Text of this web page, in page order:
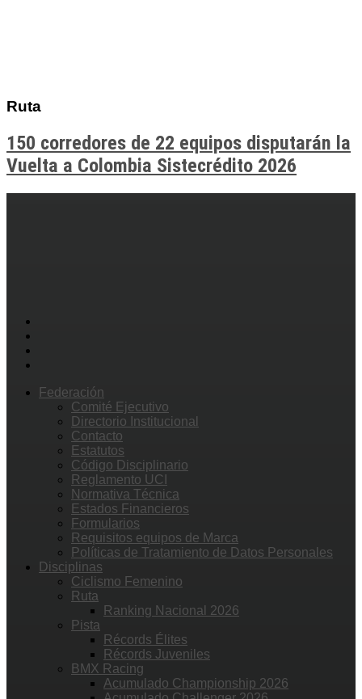
Ruta
150 corredores de 22 equipos disputarán la
Vuelta a Colombia Sistecrédito 2026
Federación
Comité Ejecutivo
Directorio Institucional
Contacto
Estatutos
Código Disciplinario
Reglamento UCI
Normativa Técnica
Estados Financieros
Formularios
Requisitos equipos de Marca
Políticas de Tratamiento de Datos Personales
Disciplinas
Ciclismo Femenino
Ruta
Ranking Nacional 2026
Pista
Récords Élites
Récords Juveniles
BMX Racing
Acumulado Championship 2026